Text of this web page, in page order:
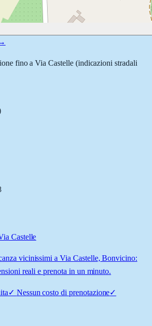
fino aVia Castelle(indicazioni stradali
Castelle
vicinissimi a Via Castelle, Bonvicino:
reali e prenota in un minuto.
✓ Nessun costo di prenotazione✓